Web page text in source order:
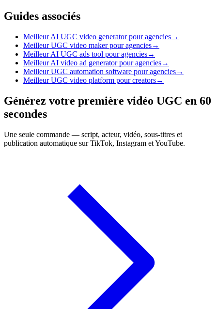
Guides associés
Meilleur AI UGC video generator pour agencies→
Meilleur UGC video maker pour agencies→
Meilleur AI UGC ads tool pour agencies→
Meilleur AI video ad generator pour agencies→
Meilleur UGC automation software pour agencies→
Meilleur UGC video platform pour creators→
Générez votre première vidéo UGC en 60
secondes
Une seule commande — script, acteur, vidéo, sous-titres et
publication automatique sur TikTok, Instagram et YouTube.